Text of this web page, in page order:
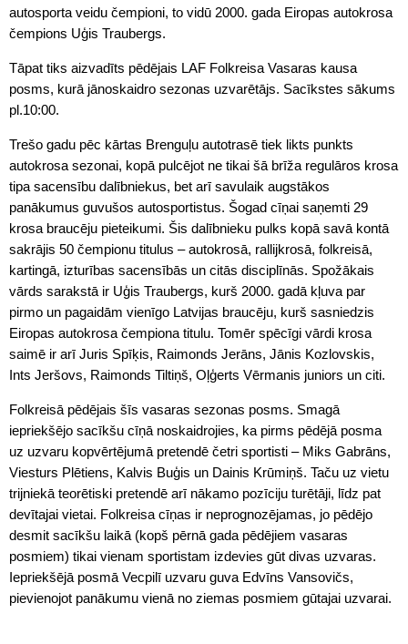
autosporta veidu čempioni, to vidū 2000. gada Eiropas autokrosa
čempions Uģis Traubergs.
Tāpat tiks aizvadīts pēdējais LAF Folkreisa Vasaras kausa
posms, kurā jānoskaidro sezonas uzvarētājs. Sacīkstes sākums
pl.10:00.
Trešo gadu pēc kārtas Brenguļu autotrasē tiek likts punkts
autokrosa sezonai, kopā pulcējot ne tikai šā brīža regulāros krosa
tipa sacensību dalībniekus, bet arī savulaik augstākos
panākumus guvušos autosportistus. Šogad cīņai saņemti 29
krosa braucēju pieteikumi. Šis dalībnieku pulks kopā savā kontā
sakrājis 50 čempionu titulus – autokrosā, rallijkrosā, folkreisā,
kartingā, izturības sacensībās un citās disciplīnās. Spožākais
vārds sarakstā ir Uģis Traubergs, kurš 2000. gadā kļuva par
pirmo un pagaidām vienīgo Latvijas braucēju, kurš sasniedzis
Eiropas autokrosa čempiona titulu. Tomēr spēcīgi vārdi krosa
saimē ir arī Juris Spīķis, Raimonds Jerāns, Jānis Kozlovskis,
Ints Jeršovs, Raimonds Tiltiņš, Oļģerts Vērmanis juniors un citi.
Folkreisā pēdējais šīs vasaras sezonas posms. Smagā
iepriekšējo sacīkšu cīņā noskaidrojies, ka pirms pēdējā posma
uz uzvaru kopvērtējumā pretendē četri sportisti – Miks Gabrāns,
Viesturs Plētiens, Kalvis Buģis un Dainis Krūmiņš. Taču uz vietu
trijniekā teorētiski pretendē arī nākamo pozīciju turētāji, līdz pat
devītajai vietai. Folkreisa cīņas ir neprognozējamas, jo pēdējo
desmit sacīkšu laikā (kopš pērnā gada pēdējiem vasaras
posmiem) tikai vienam sportistam izdevies gūt divas uzvaras.
Iepriekšējā posmā Vecpilī uzvaru guva Edvīns Vansovičs,
pievienojot panākumu vienā no ziemas posmiem gūtajai uzvarai.